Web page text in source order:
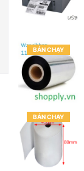
BÁN CHẠY
BÁN CHẠY